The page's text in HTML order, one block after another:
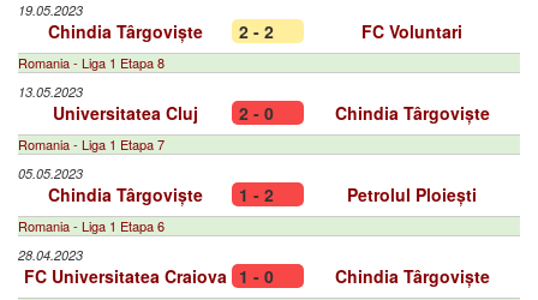
19.05.2023
Chindia Târgoviște 2 - 2 FC Voluntari
Romania - Liga 1 Etapa 8
13.05.2023
Universitatea Cluj 2 - 0 Chindia Târgoviște
Romania - Liga 1 Etapa 7
05.05.2023
Chindia Târgoviște 1 - 2 Petrolul Ploiești
Romania - Liga 1 Etapa 6
28.04.2023
FC Universitatea Craiova 1 - 0 Chindia Târgoviște